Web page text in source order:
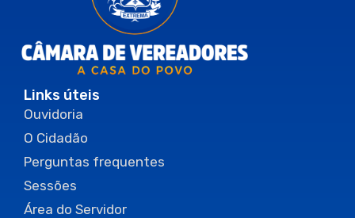
Links úteis
Ouvidoria
O Cidadão
Perguntas frequentes
Sessões
Área do Servidor